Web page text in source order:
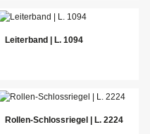
Leiterband | L. 1094
Rollen-Schlossriegel | L. 2224